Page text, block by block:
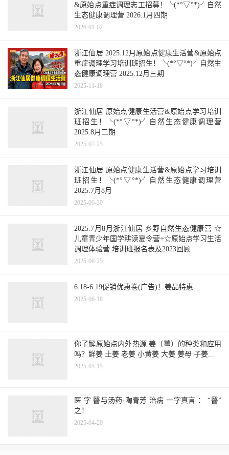
&原始点重症调理志工招募！╰(*°▽°*)╯自然
生态健康调理营 2026.1月四期
2026-01-02
浙江仙居 2025.12月原始点健康生活营&原始点
重症调理学习培训班招生！╰(*°▽°*)╯自然生
态健康调理营 2025.12月三期
2025-11-18
浙江仙居 原始点健康生活营&原始点学习培训
班招生！╰(*°▽°*)╯自然生态健康调理营
2025.8月二期
2025-07-25
浙江仙居 原始点健康生活营&原始点学习培训
班招生！╰(*°▽°*)╯自然生态健康调理营
2025.7月8月
2025-06-30
2025.7月8月浙江仙居 乡野自然生态健康营 ☆
儿童青少年国学耕读夏令营+☆原始点学习生活
调理体验营 培训班报名表及2023回顾
2025-06-25
6.18-6.19促销优惠卷(广告)！姜品特惠
2025-06-18
你了解原始点内外热源 姜（薑）的种类和应用
吗？鲜姜 土姜 老姜 小黄姜 大姜 姜母 子姜...
2025-05-15
医 字 醫与汤药-陶青芳 治病 一字真言 ： “醫”
之！
2025-04-20